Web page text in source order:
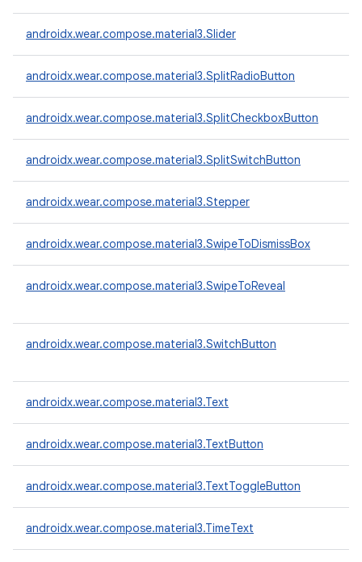
androidx.wear.compose.material3.Slider
androidx.wear.compose.material3.SplitRadioButton
androidx.wear.compose.material3.SplitCheckboxButton
androidx.wear.compose.material3.SplitSwitchButton
androidx.wear.compose.material3.Stepper
androidx.wear.compose.material3.SwipeToDismissBox
androidx.wear.compose.material3.SwipeToReveal
androidx.wear.compose.material3.SwitchButton
androidx.wear.compose.material3.Text
androidx.wear.compose.material3.TextButton
androidx.wear.compose.material3.TextToggleButton
androidx.wear.compose.material3.TimeText